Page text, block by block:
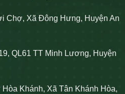
Chợ, Xã Đông Hưng, Huyện An
QL61 TT Minh Lương, Huyện
Khánh, Xã Tân Khánh Hòa,